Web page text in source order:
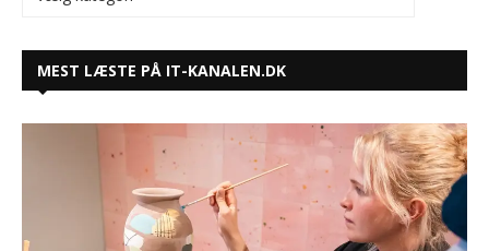
MEST LÆSTE PÅ IT-KANALEN.DK